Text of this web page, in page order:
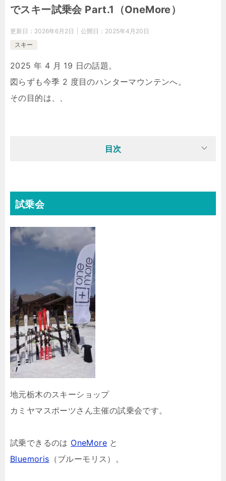
でスキー試乗会 Part.1（OneMore）
更新日： 2026年6月2日 公開日： 2025年4月20日
スキー
2025 年 4 月 19 日の話題。
図らずも今季 2 度目のハンターマウンテンへ。
その目的は、、
目次
試乗会
地元栃木のスキーショップ
カミヤマスポーツさん主催の試乗会です。
試乗できるのは OneMore と
Bluemoris （ブルーモリス）。